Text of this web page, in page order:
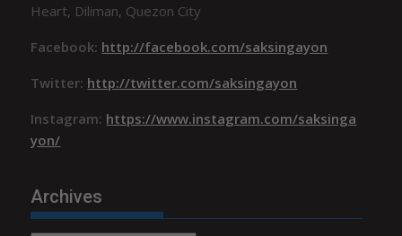
Heart, Diliman, Quezon City
Facebook: http://facebook.com/saksingayon
Twitter: http://twitter.com/saksingayon
Instagram: https://www.instagram.com/saksinga
yon/
Archives